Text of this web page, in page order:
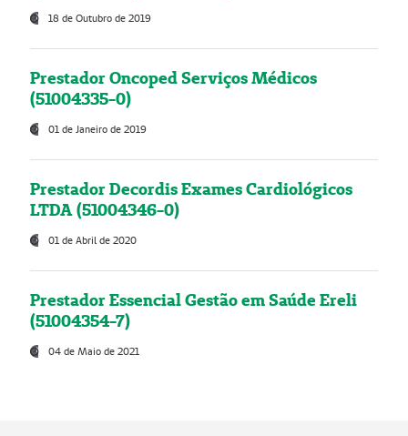
18 de Outubro de 2019
Prestador Oncoped Serviços Médicos
(51004335-0)
01 de Janeiro de 2019
Prestador Decordis Exames Cardiológicos
LTDA (51004346-0)
01 de Abril de 2020
Prestador Essencial Gestão em Saúde Ereli
(51004354-7)
04 de Maio de 2021